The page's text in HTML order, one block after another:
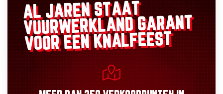
AL JAREN STAAT
VUURWERKLANDGARANT
VOOR EEN KNALFEEST